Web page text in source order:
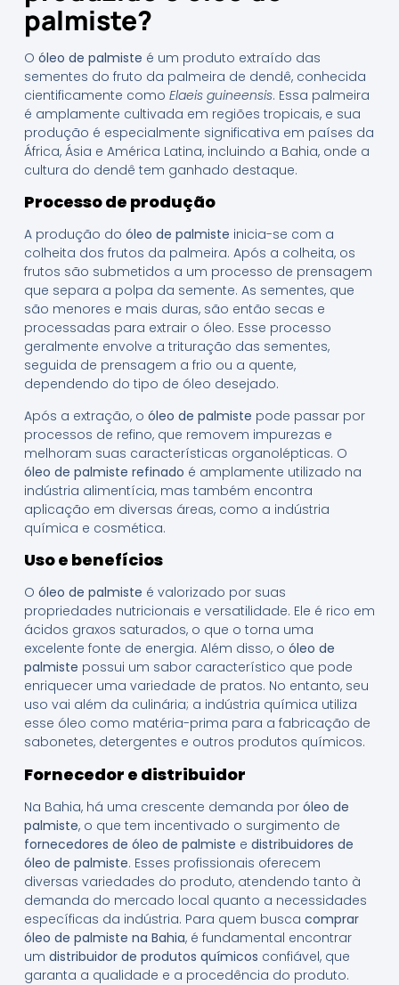
palmiste?
O óleo de palmiste é um produto extraído das
sementes do fruto da palmeira de dendê, conhecida
cientificamente como Elaeis guineensis. Essa palmeira
é amplamente cultivada em regiões tropicais, e sua
produção é especialmente significativa em países da
África, Ásia e América Latina, incluindo a Bahia, onde a
cultura do dendê tem ganhado destaque.
Processo de produção
A produção do óleo de palmiste inicia-se com a
colheita dos frutos da palmeira. Após a colheita, os
frutos são submetidos a um processo de prensagem
que separa a polpa da semente. As sementes, que
são menores e mais duras, são então secas e
processadas para extrair o óleo. Esse processo
geralmente envolve a trituração das sementes,
seguida de prensagem a frio ou a quente,
dependendo do tipo de óleo desejado.
Após a extração, o óleo de palmiste pode passar por
processos de refino, que removem impurezas e
melhoram suas características organolépticas. O
óleo de palmiste refinado é amplamente utilizado na
indústria alimentícia, mas também encontra
aplicação em diversas áreas, como a indústria
química e cosmética.
Uso e benefícios
O óleo de palmiste é valorizado por suas
propriedades nutricionais e versatilidade. Ele é rico em
ácidos graxos saturados, o que o torna uma
excelente fonte de energia. Além disso, o óleo de
palmiste possui um sabor característico que pode
enriquecer uma variedade de pratos. No entanto, seu
uso vai além da culinária; a indústria química utiliza
esse óleo como matéria-prima para a fabricação de
sabonetes, detergentes e outros produtos químicos.
Fornecedor e distribuidor
Na Bahia, há uma crescente demanda por óleo de
palmiste, o que tem incentivado o surgimento de
fornecedores de óleo de palmiste e distribuidores de
óleo de palmiste. Esses profissionais oferecem
diversas variedades do produto, atendendo tanto à
demanda do mercado local quanto a necessidades
específicas da indústria. Para quem busca comprar
óleo de palmiste na Bahia, é fundamental encontrar
um distribuidor de produtos químicos confiável, que
garanta a qualidade e a procedência do produto.